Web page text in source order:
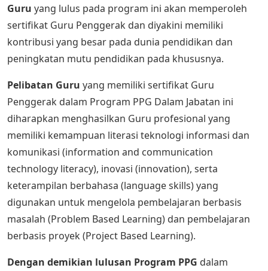
Guru yang lulus pada program ini akan memperoleh
sertifikat Guru Penggerak dan diyakini memiliki
kontribusi yang besar pada dunia pendidikan dan
peningkatan mutu pendidikan pada khususnya.
Pelibatan Guru yang memiliki sertifikat Guru
Penggerak dalam Program PPG Dalam Jabatan ini
diharapkan menghasilkan Guru profesional yang
memiliki kemampuan literasi teknologi informasi dan
komunikasi (information and communication
technology literacy), inovasi (innovation), serta
keterampilan berbahasa (language skills) yang
digunakan untuk mengelola pembelajaran berbasis
masalah (Problem Based Learning) dan pembelajaran
berbasis proyek (Project Based Learning).
Dengan demikian lulusan Program PPG dalam